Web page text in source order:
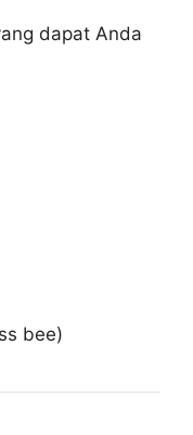
dapat Anda
bee)